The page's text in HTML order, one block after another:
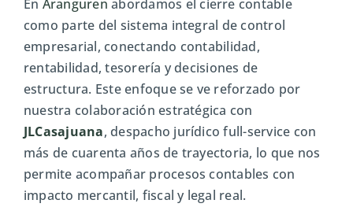
En Aranguren abordamos el cierre contable
como parte del sistema integral de control
empresarial, conectando contabilidad,
rentabilidad, tesorería y decisiones de
estructura. Este enfoque se ve reforzado por
nuestra colaboración estratégica con
JLCasajuana, despacho jurídico full-service con
más de cuarenta años de trayectoria, lo que nos
permite acompañar procesos contables con
impacto mercantil, fiscal y legal real.